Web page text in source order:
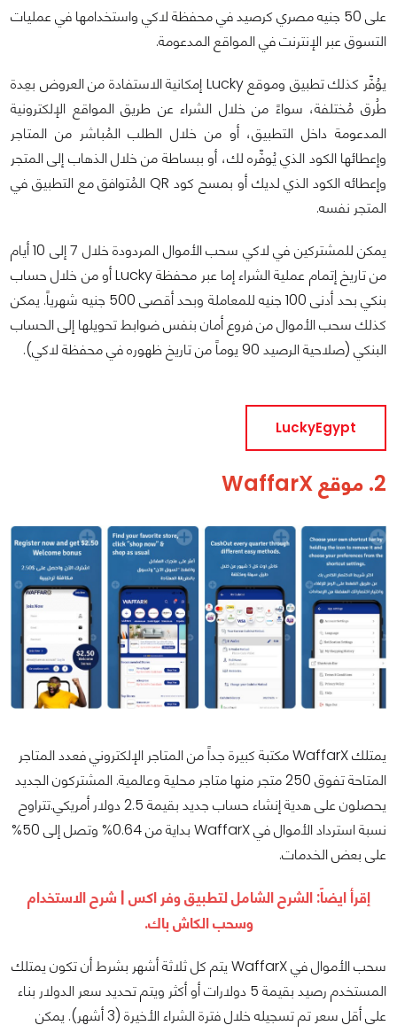
على 50 جنيه مصري كرصيد في محفظة لاكي واستخدامها في عمليات
التسوق عبر الإنترنت في المواقع المدعومة.
يوُفِّر كذلك تطبيق وموقع Lucky إمكانية الاستفادة من العروض بعِدة
طُرق مُختلفة، سواءً من خلال الشراء عن طريق المواقع الإلكترونية
المدعومة داخل التطبيق، أو من خلال الطلب المُباشر من المتاجر
وإعطائها الكود الذي يُوفِّره لك، أو ببساطة من خلال الذهاب إلى المتجر
وإعطائه الكود الذي لديك أو بمسح كود QR المُتوافق مع التطبيق في
المتجر نفسه.
يمكن للمشتركين في لاكي سحب الأموال المردودة خلال 7 إلى 10 أيام
من تاريخ إتمام عملية الشراء إما عبر محفظة Lucky أو من خلال حساب
بنكي بحد أدنى 100 جنيه للمعاملة وبحد أقصى 500 جنيه شهرياً. يمكن
كذلك سحب الأموال من فروع أمان بنفس ضوابط تحويلها إلى الحساب
البنكي (صلاحية الرصيد 90 يوماً من تاريخ ظهوره في محفظة لاكي).
LuckyEgypt
2. موقع WaffarX
يمتلك WaffarX مكتبة كبيرة جداً من المتاجر الإلكتروني فعدد المتاجر
المتاحة تفوق 250 متجر منها متاجر محلية وعالمية. المشتركون الجديد
يحصلون على هدية إنشاء حساب جديد بقيمة 2.5 دولار أمريكي.تتراوح
نسبة استرداد الأموال في WaffarX بداية من 0.64% وتصل إلى 50%
على بعض الخدمات.
إقرأ ايضاً:الشرح الشامل لتطبيق وفر اكس | شرح الاستخدام
وسحب الكاش باك.
سحب الأموال في WaffarX يتم كل ثلاثة أشهر بشرط أن تكون يمتلك
المستخدم رصيد بقيمة 5 دولارات أو أكثر ويتم تحديد سعر الدولار بناء
على أقل سعر تم تسجيله خلال فترة الشراء الأخيرة (3 أشهر). يمكن